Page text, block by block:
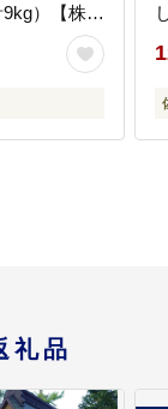
）【株式
肉店】鶏
礼品